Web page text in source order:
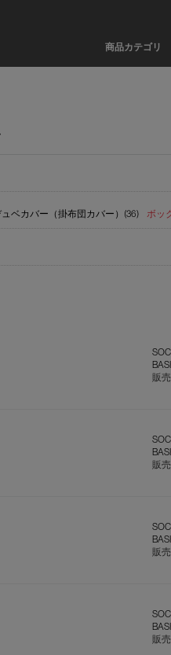
商品カテゴリ
ベカバー（掛布団カバー）(36) ボッ
販
販
販
販